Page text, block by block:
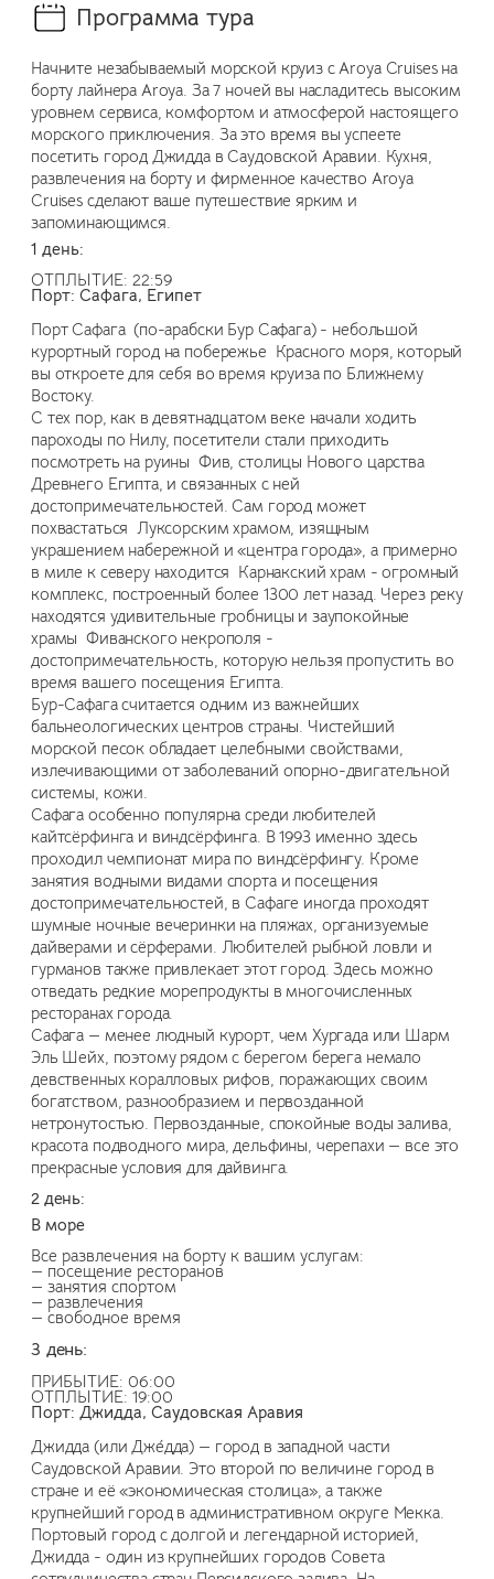
Программа тура
Начните незабываемый морской круиз с Aroya Cruises на
борту лайнера Aroya. За 7 ночей вы насладитесь высоким
уровнем сервиса, комфортом и атмосферой настоящего
морского приключения. За это время вы успеете
посетить город Джидда в Саудовской Аравии. Кухня,
развлечения на борту и фирменное качество Aroya
Cruises сделают ваше путешествие ярким и
запоминающимся.
1 день:
ОТПЛЫТИЕ: 22:59
Порт: Сафага, Египет
Порт Сафага (по-арабски Бур Сафага) - небольшой
курортный город на побережье Красного моря, который
вы откроете для себя во время круиза по Ближнему
Востоку.
С тех пор, как в девятнадцатом веке начали ходить
пароходы по Нилу, посетители стали приходить
посмотреть на руины Фив, столицы Нового царства
Древнего Египта, и связанных с ней
достопримечательностей. Сам город может
похвастаться Луксорским храмом, изящным
украшением набережной и «центра города», а примерно
в миле к северу находится Карнакский храм - огромный
комплекс, построенный более 1300 лет назад. Через реку
находятся удивительные гробницы и заупокойные
храмы Фиванского некрополя -
достопримечательность, которую нельзя пропустить во
время вашего посещения Египта.
Бур-Сафага считается одним из важнейших
бальнеологических центров страны. Чистейший
морской песок обладает целебными свойствами,
излечивающими от заболеваний опорно-двигательной
системы, кожи.
Сафага особенно популярна среди любителей
кайтсёрфинга и виндсёрфинга. В 1993 именно здесь
проходил чемпионат мира по виндсёрфингу. Кроме
занятия водными видами спорта и посещения
достопримечательностей, в Сафаге иногда проходят
шумные ночные вечеринки на пляжах, организуемые
дайверами и сёрферами. Любителей рыбной ловли и
гурманов также привлекает этот город. Здесь можно
отведать редкие морепродукты в многочисленных
ресторанах города.
Сафага — менее людный курорт, чем Хургада или Шарм
Эль Шейх, поэтому рядом с берегом берега немало
девственных коралловых рифов, поражающих своим
богатством, разнообразием и первозданной
нетронутостью. Первозданные, спокойные воды залива,
красота подводного мира, дельфины, черепахи — все это
прекрасные условия для дайвинга.
2 день:
В море
Все развлечения на борту к вашим услугам:
— посещение ресторанов
— занятия спортом
— развлечения
— свободное время
3 день:
ПРИБЫТИЕ: 06:00
ОТПЛЫТИЕ: 19:00
Порт: Джидда, Саудовская Аравия
Джидда (или Дже́дда) — город в западной части
Саудовской Аравии. Это второй по величине город в
стране и её «экономическая столица», а также
крупнейший город в административном округе Мекка.
Портовый город с долгой и легендарной историей,
Джидда - один из крупнейших городов Совета